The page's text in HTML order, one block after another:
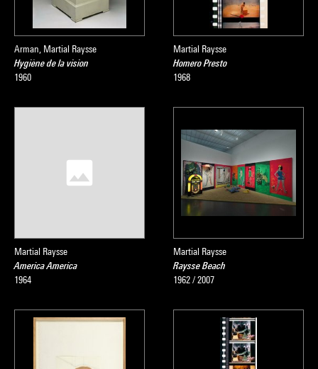
Arman, Martial Raysse
Hygiène de la vision
1960
Martial Raysse
Homero Presto
1968
Martial Raysse
America America
1964
Martial Raysse
Raysse Beach
1962 / 2007